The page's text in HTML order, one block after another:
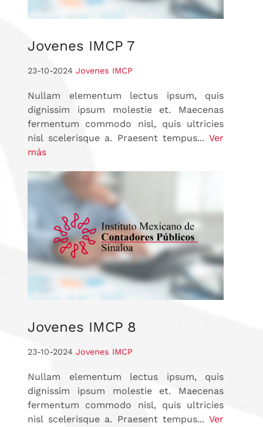
Jovenes IMCP 7
23-10-2024 Jovenes IMCP
Nullam elementum lectus ipsum, quis
dignissim ipsum molestie et. Maecenas
fermentum commodo nisl, quis ultricies
nisl scelerisque a. Praesent tempus... Ver
más
Jovenes IMCP 8
23-10-2024 Jovenes IMCP
Nullam elementum lectus ipsum, quis
dignissim ipsum molestie et. Maecenas
fermentum commodo nisl, quis ultricies
nisl scelerisque a. Praesent tempus... Ver